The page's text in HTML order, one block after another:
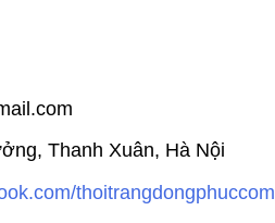
Thanh Xuân, Hà Nội
thoitrangdongphuccom